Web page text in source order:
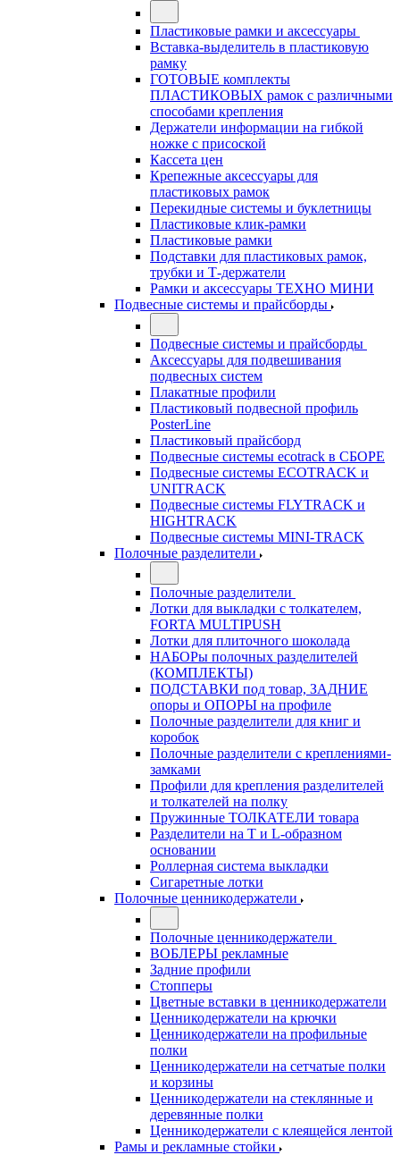
Пластиковые рамки и аксессуары
Вставка-выделитель в пластиковую
рамку
ГОТОВЫЕ комплекты
ПЛАСТИКОВЫХ рамок с различными
способами крепления
Держатели информации на гибкой
ножке с присоской
Кассета цен
Крепежные аксессуары для
пластиковых рамок
Перекидные системы и буклетницы
Пластиковые клик-рамки
Пластиковые рамки
Подставки для пластиковых рамок,
трубки и Т-держатели
Рамки и аксессуары ТЕХНО МИНИ
Подвесные системы и прайсборды
Подвесные системы и прайсборды
Аксессуары для подвешивания
подвесных систем
Плакатные профили
Пластиковый подвесной профиль
PosterLine
Пластиковый прайсборд
Подвесные системы ecotrack в СБОРЕ
Подвесные системы ECOTRACK и
UNITRACK
Подвесные системы FLYTRACK и
HIGHTRACK
Подвесные системы MINI-TRACK
Полочные разделители
Полочные разделители
Лотки для выкладки с толкателем,
FORTA MULTIPUSH
Лотки для плиточного шоколада
НАБОРы полочных разделителей
(КОМПЛЕКТЫ)
ПОДСТАВКИ под товар, ЗАДНИЕ
опоры и ОПОРЫ на профиле
Полочные разделители для книг и
коробок
Полочные разделители с креплениями-
замками
Профили для крепления разделителей
и толкателей на полку
Пружинные ТОЛКАТЕЛИ товара
Разделители на Т и L-образном
основании
Роллерная система выкладки
Сигаретные лотки
Полочные ценникодержатели
Полочные ценникодержатели
ВОБЛЕРЫ рекламные
Задние профили
Стопперы
Цветные вставки в ценникодержатели
Ценникодержатели на крючки
Ценникодержатели на профильные
полки
Ценникодержатели на сетчатые полки
и корзины
Ценникодержатели на стеклянные и
деревянные полки
Ценникодержатели с клеящейся лентой
Рамы и рекламные стойки